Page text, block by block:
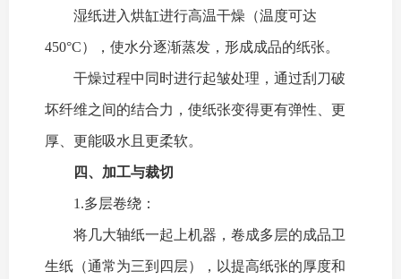
湿纸进入烘缸进行高温干燥（温度可达
450°C），使水分逐渐蒸发，形成成品的纸张。
干燥过程中同时进行起皱处理，通过刮刀破
坏纤维之间的结合力，使纸张变得更有弹性、更
厚、更能吸水且更柔软。
四、加工与裁切
1.多层卷绕：
将几大轴纸一起上机器，卷成多层的成品卫
生纸（通常为三到四层），以提高纸张的厚度和